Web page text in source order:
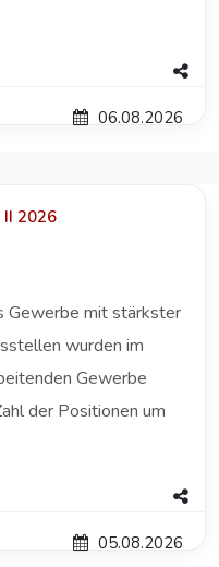
06.08.2026
2026
Gewerbe mit stärkster
wurden im
Gewerbe
der Positionen um
05.08.2026